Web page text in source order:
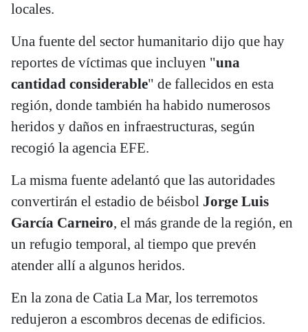
locales.
Una fuente del sector humanitario dijo que hay
reportes de víctimas que incluyen "una
cantidad considerable" de fallecidos en esta
región, donde también ha habido numerosos
heridos y daños en infraestructuras, según
recogió la agencia EFE.
La misma fuente adelantó que las autoridades
convertirán el estadio de béisbol Jorge Luis
García Carneiro, el más grande de la región, en
un refugio temporal, al tiempo que prevén
atender allí a algunos heridos.
En la zona de Catia La Mar, los terremotos
redujeron a escombros decenas de edificios.